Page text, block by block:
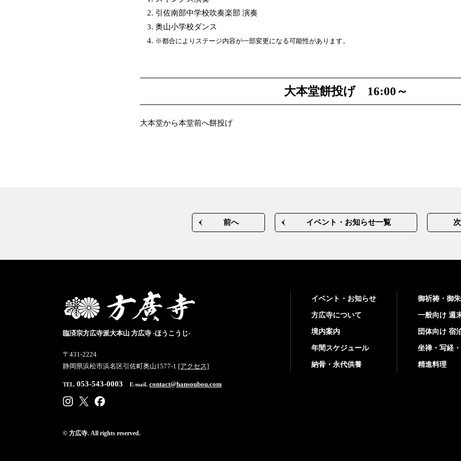
引佐南部中学校吹奏楽部 演奏
奥山小学校ダンス
※都合によりステージ内容が一部変更になる可能性があります。
大本堂餅投げ 16:00～
大本堂から本堂前へ餅投げ
前へ イベント・お知らせ一覧
臨済宗方広寺派大本山 方広寺 -ほうこうじ-
〒431-2224
静岡県浜松市浜名区引佐町奥山1577-1 [アクセス]
TEL. 053-543-0003 E-mail. contact@hansoubou.com
© 方広寺. All rights reserved.
イベント・お知らせ
方広寺について
境内案内
年間スケジュール
納骨・永代供養
御祈祷・御
一般向け 週
団体向け 宿
坐禅・写経
精進料理